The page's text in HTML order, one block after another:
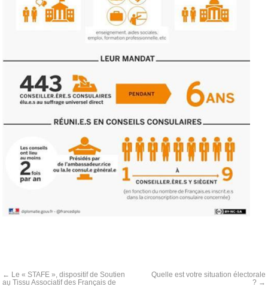
Le « STAFE », dispositif de Soutien
au Tissu Associatif des Français de
Quelle est votre situation électorale
?